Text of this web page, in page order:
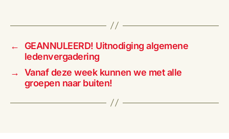
←
GEANNULEERD! Uitnodiging algemene
ledenvergadering
→
Vanaf deze week kunnen we met alle
groepen naar buiten!